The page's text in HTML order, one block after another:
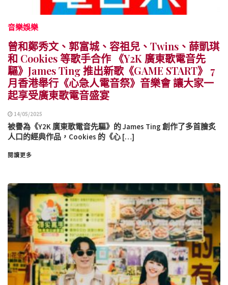
音樂娛樂
曾和鄭秀文、郭富城、容祖兒、Twins、薛凱琪
和 Cookies 等歌手合作 《Y2K 廣東歌電音先
驅》James Ting 推出新歌《GAME START》 7
月香港舉行《心急人電音祭》音樂會 讓大家一
起享受廣東歌電音盛宴
14/05/2025
被譽為《Y2K 廣東歌電音先驅》的 James Ting 創作了多首膾炙
人口的經典作品，Cookies 的《心 […]
閱讀更多